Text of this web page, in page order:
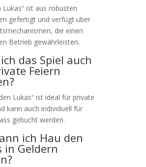
Lukas“ ist aus robusten
gefertigt und verfügt über
die einen
Betrieb gewährleisten.
das Spiel auch
Feiern
Lukas“ ist ideal für private
kann auch individuell für
gebucht werden.
ich Hau den
in Geldern